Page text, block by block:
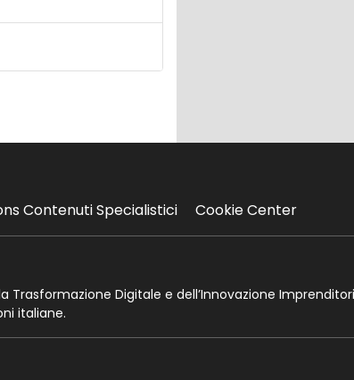
Contenuti Specialistici Cookie Center
Digitale e dell’Innovazione
italiane.